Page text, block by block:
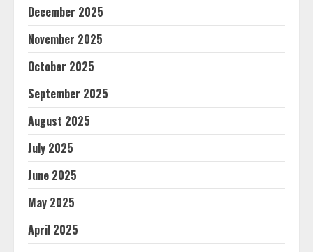
December 2025
November 2025
October 2025
September 2025
August 2025
July 2025
June 2025
May 2025
April 2025